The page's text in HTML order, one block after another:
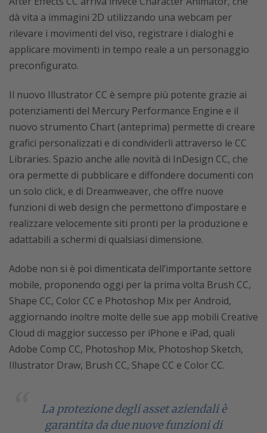
dà vita a immagini 2D utilizzando una webcam per
rilevare i movimenti del viso, registrare i dialoghi e
applicare movimenti in tempo reale a un personaggio
preconfigurato.
Il nuovo Illustrator CC è sempre più potente grazie ai
potenziamenti del Mercury Performance Engine e il
nuovo strumento Chart (anteprima) permette di creare
grafici personalizzati e di condividerli attraverso le CC
Libraries. Spazio anche alle novità di InDesign CC, che
ora permette di pubblicare e diffondere documenti con
un solo click, e di Dreamweaver, che offre nuove
funzioni di web design che permettono d’impostare e
realizzare velocemente siti pronti per la produzione e
adattabili a schermi di qualsiasi dimensione.
Adobe non si è poi dimenticata dell’importante settore
mobile, proponendo oggi per la prima volta Brush CC,
Shape CC, Color CC e Photoshop Mix per Android,
aggiornando inoltre molte delle sue app mobili Creative
Cloud di maggior successo per iPhone e iPad, quali
Adobe Comp CC, Photoshop Mix, Photoshop Sketch,
Illustrator Draw, Brush CC, Shape CC e Color CC.
La protezione degli asset aziendali è
garantita da due nuove funzioni di